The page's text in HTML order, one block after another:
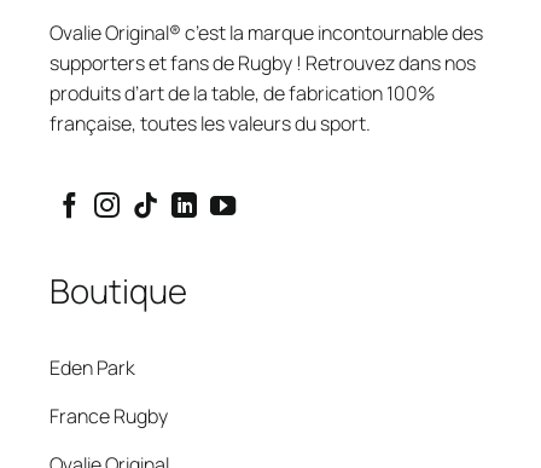
Ovalie Original® c’est la marque incontournable des
supporters et fans de Rugby ! Retrouvez dans nos
produits d’art de la table, de fabrication 100%
française, toutes les valeurs du sport.
Boutique
Eden Park
France Rugby